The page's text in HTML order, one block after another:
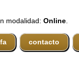
modalidad:Online
contacto